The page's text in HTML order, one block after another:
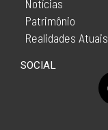
Notícias
Patrimônio
Realidades Atuais
SOCIAL